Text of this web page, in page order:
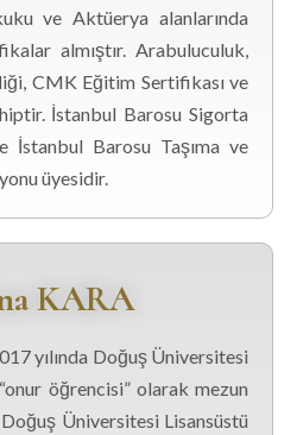
ve Aktüerya alanlarında
almıştır. Arabuluculuk,
CMK Eğitim Sertifikası ve
İstanbul Barosu Sigorta
İstanbul Barosu Taşıma ve
üyesidir.
KARA
yılında Doğuş Üniversitesi
öğrencisi” olarak mezun
Üniversitesi Lisansüstü